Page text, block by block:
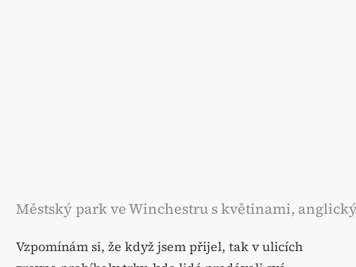
Městský park ve Winchestru s květinami,
Vzpomínám si, že když jsem přijel, tak v ulicích